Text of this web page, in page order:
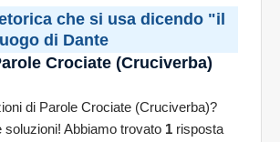
che si usa dicendo "il
di Dante
Crociate (Cruciverba)
di Parole Crociate (Cruciverba)?
soluzioni! Abbiamo trovato 1 risposta